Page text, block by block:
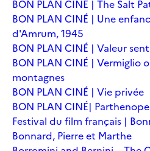
BON PLAN CINÉ | The Salt
BON PLAN CINÉ | Une
d'Amrum, 1945
BON PLAN CINÉ | Valeur
BON PLAN CINÉ | Vermiglio
montagnes
BON PLAN CINÉ | Vie privée
BON PLAN CINÉ| Parthenope
Festival du film français |
Bonnard, Pierre et Marthe